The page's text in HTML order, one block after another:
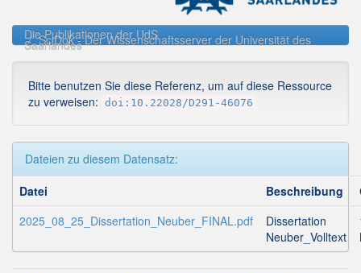
Die Publikationen der UdS
SciDok - Der Wissenschaftsserver der Universität des
Saarlandes
Bitte benutzen Sie diese Referenz, um auf diese Ressource
zu verweisen: doi:10.22028/D291-46076
Dateien zu diesem Datensatz:
Datei
Beschreibung
2025_08_25_Dissertation_Neuber_FINAL.pdf
Dissertation
Neuber_Volltext